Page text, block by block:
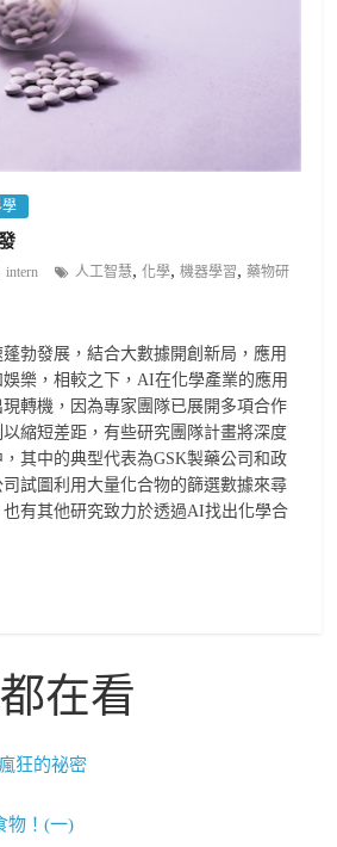
intern 人工智慧,化學,機器學習,藥物研
勃發展，結合大數據開創新局，應用
樂，相較之下，AI在化學產業的應用
轉機，因為專家團隊已展開多項合作
縮短差距，有些研究團隊計畫將深度
其中的典型代表為GSK製藥公司和政
試圖利用大量化合物的篩選數據來尋
有其他研究致力於透過AI找出化學合
在看
狂的祕密
物！(一)